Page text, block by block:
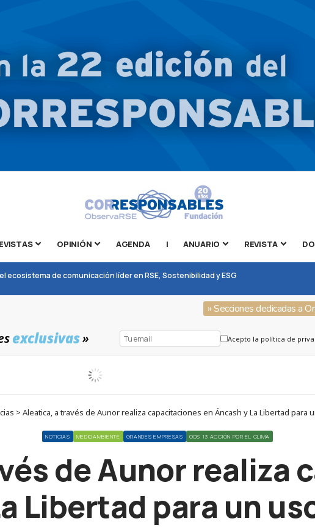
OPINIÓN AGENDA | ANUARIO REVISTA
ecosistema de comunicación líder en RSE, Sostenibilidad y ESG
» Secciones dedicadas a
exclusivas» Acepto la política de
> Aleatica, a través de Aunor realiza capacitaciones en Áncash y La Libertad para
NOTICIAS MEDIOAMBIENTE GRANDES EMPRESAS ODS 13 ACCIÓN POR EL CLIMA
de Aunor realiza
Libertad para un